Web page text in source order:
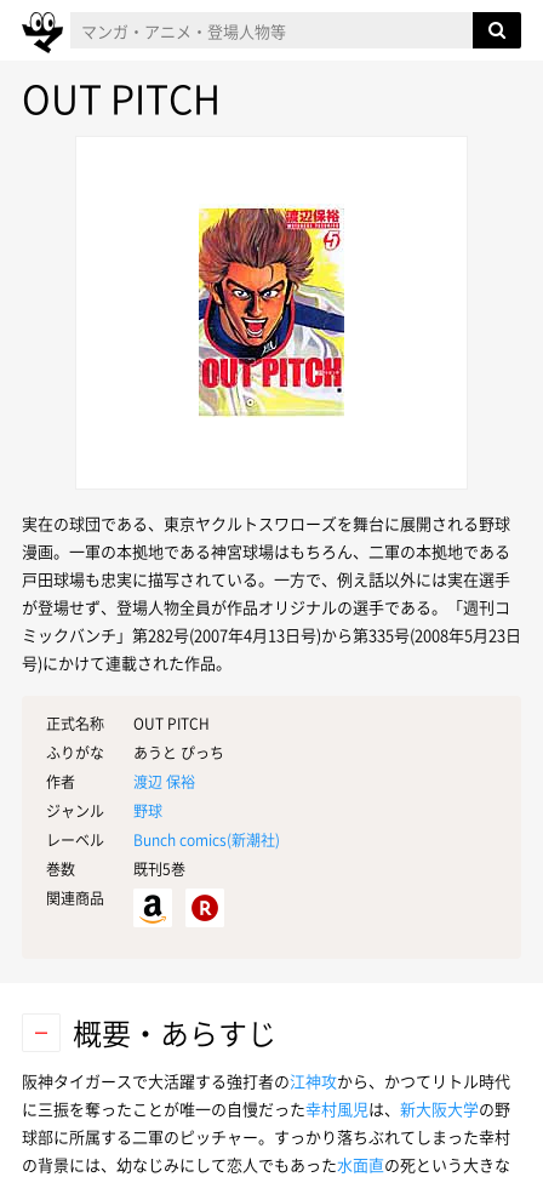
OUT PITCH
実在の球団である、東京ヤクルトスワローズを舞台に展開される野球
漫画。一軍の本拠地である神宮球場はもちろん、二軍の本拠地である
戸田球場も忠実に描写されている。一方で、例え話以外には実在選手
が登場せず、登場人物全員が作品オリジナルの選手である。「週刊コ
ミックバンチ」第282号(2007年4月13日号)から第335号(2008年5月23日
号)にかけて連載された作品。
正式名称
OUT PITCH
ふりがな
あうと ぴっち
作者
渡辺 保裕
ジャンル
野球
レーベル
Bunch comics(新潮社)
巻数
既刊5巻
関連商品
概要・あらすじ
阪神タイガースで大活躍する強打者の江神攻から、かつてリトル時代
に三振を奪ったことが唯一の自慢だった幸村風児は、 新大阪大学の野
球部に所属する二軍のピッチャー。すっかり落ちぶれてしまった幸村
の背景には、幼なじみにして恋人でもあった水面直の死という大きな